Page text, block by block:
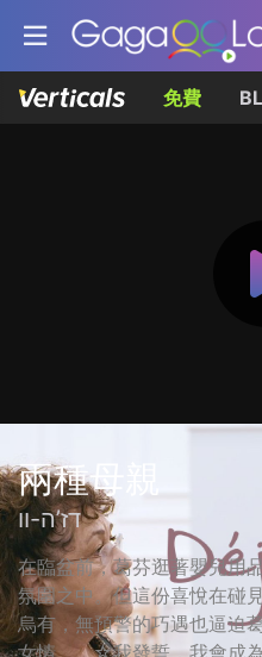
免費
兩種母親
דז’ה-וו
在臨盆前，葛芬逛著嬰兒用
氛圍之中。但這份喜悅在碰
烏有，無預警的巧遇也逼迫
女情…… ☆我發誓，我會成